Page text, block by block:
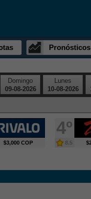
Domingo
09-08-2026
Lunes
10-08-2026
$3,000 COP
4º
8.5